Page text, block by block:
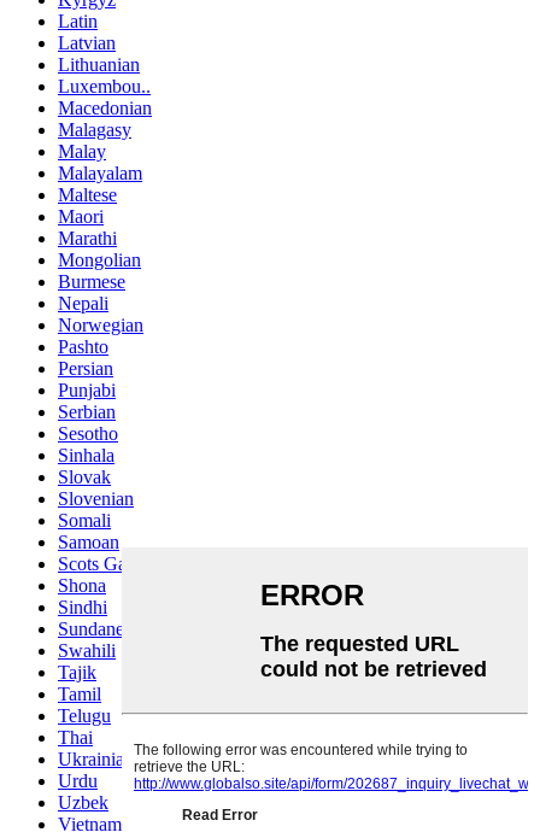
Latin
Latvian
Lithuanian
Luxembou..
Macedonian
Malagasy
Malay
Malayalam
Maltese
Maori
Marathi
Mongolian
Burmese
Nepali
Norwegian
Pashto
Persian
Punjabi
Serbian
Sesotho
Sinhala
Slovak
Slovenian
Somali
Samoan
Scots Gaelic
Shona
Sindhi
Sundanese
Swahili
Tajik
Tamil
Telugu
Thai
Ukrainian
Urdu
Uzbek
Vietnamese